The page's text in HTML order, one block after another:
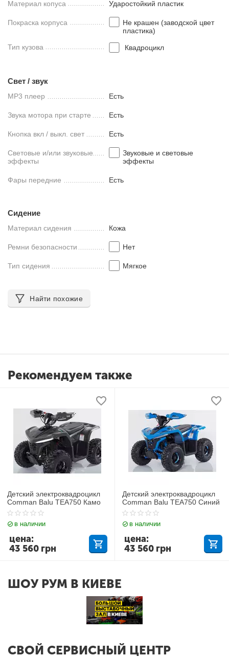
Материал копуса Ударостойкий пластик
Покраска корпуса
Не крашен (заводской цвет
пластика)
Тип кузова
Квадроцикл
Свет / звук
MP3 плеер Есть
Звука мотора при старте Есть
Кнопка вкл / выкл. свет Есть
Световые и/или звуковые
эффекты
Звуковые и световые
эффекты
Фары передние Есть
Сидение
Материал сидения Кожа
Ремни безопасности Нет
Тип сидения Мягкое
Найти похожие
Рекомендуем также
Детский электроквадроцикл
Comman Balu TEA750 Камо
в наличии
43 560 грн
цена:
Детский электроквадроцикл
Comman Balu TEA750 Синий
в наличии
43 560 грн
цена:
ШОУ РУМ В КИЕВЕ
СВОЙ СЕРВИСНЫЙ ЦЕНТР